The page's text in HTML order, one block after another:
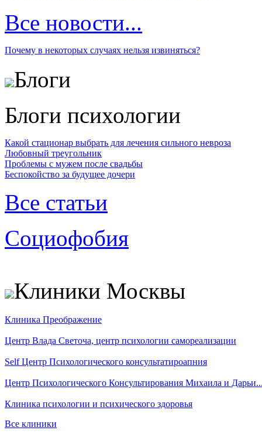
Все новости...
Почему в некоторых случаях нельзя извиняться?
Блоги
Блоги психологии
Какой стационар выбрать для лечения сильного невроза
Любовный треугольник
Проблемы с мужем после свадьбы
Беспокойство за будущее дочери
Все статьи
Социофобия
Клиники Москвы
Клиника Преображение
Центр Влада Светоча, центр психологии самореализации
Self Центр Психологического консультатироапния
Центр Психологического Консультирования Михаила и
Клиника психологии и психического здоровья
Все клиники